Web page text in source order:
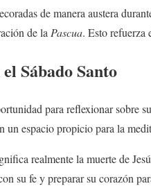
de manera austera
de la Pascua. Esto refuerza
Sábado Santo
para reflexionar sobre
un espacio propicio para la
realmente la muerte de
su fe y preparar su corazón